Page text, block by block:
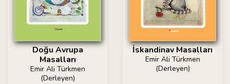
Doğu Avrupa
Masalları
Emir Ali Türkmen
(Derleyen)
İskandinav Masalları
Emir Ali Türkmen
(Derleyen)